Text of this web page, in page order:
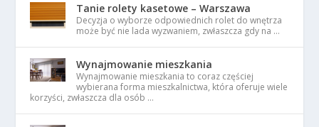
Tanie rolety kasetowe – Warszawa
Decyzja o wyborze odpowiednich rolet do wnętrza
może być nie lada wyzwaniem, zwłaszcza gdy na …
Wynajmowanie mieszkania
Wynajmowanie mieszkania to coraz częściej
wybierana forma mieszkalnictwa, która oferuje wiele
korzyści, zwłaszcza dla osób …